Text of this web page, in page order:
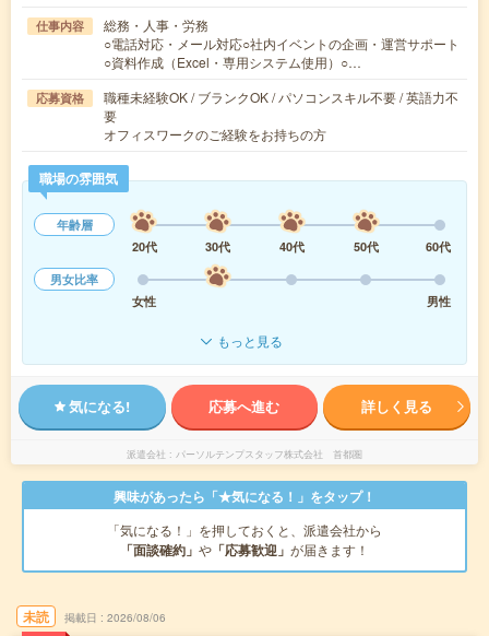
仕事内容
総務・人事・労務
○電話対応・メール対応○社内イベントの企画・運営サポート
○資料作成（Excel・専用システム使用）○…
応募資格
職種未経験OK / ブランクOK / パソコンスキル不要 / 英語力不
要
オフィスワークのご経験をお持ちの方
職場の雰囲気
年齢層
20代
30代 40代 50代
60代
男女比率
女性
男性
もっと見る
気になる! 応募へ進む 詳しく見る
派遣会社 パーソルテンプスタッフ株式会社 首都圏
興味があったら「★気になる！」をタップ！
「気になる！」を押しておくと、派遣会社から
「面談確約」 や 「応募歓迎」 が届きます！
未読 掲載日 2026/08/06